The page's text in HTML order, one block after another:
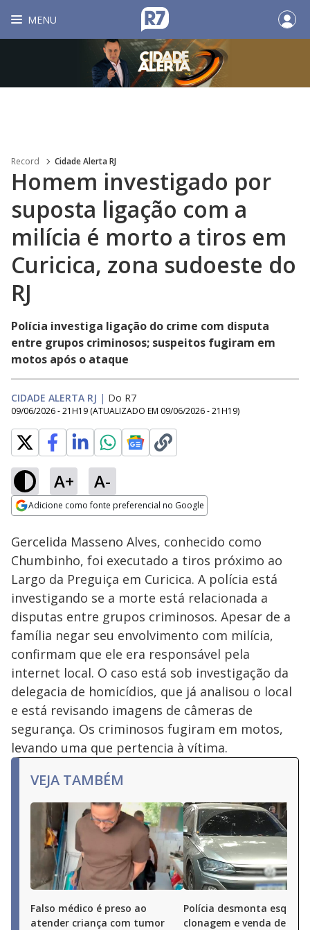
MENU
Record Cidade Alerta RJ
Homem investigado por
suposta ligação com a
milícia é morto a tiros em
Curicica, zona sudoeste do
RJ
Polícia investiga ligação do crime com disputa
entre grupos criminosos; suspeitos fugiram em
motos após o ataque
CIDADE ALERTA RJ | Do R7
09/06/2026 - 21H19 (ATUALIZADO EM 09/06/2026 - 21H19)
A+ A-
Adicione como fonte preferencial no Google
ao atender criança
com tumor cerebral
em Nova Iguaçu ( RJ)
Ativar
100.00%
Gercelida Masseno Alves, conhecido como
Chumbinho, foi executado a tiros próximo ao
Largo da Preguiça em Curicica. A polícia está
investigando se a morte está relacionada a
disputas entre grupos criminosos. Apesar de a
família negar seu envolvimento com milícia,
confirmam que ele era responsável pela
internet local. O caso está sob investigação da
delegacia de homicídios, que já analisou o local
e está revisando imagens de câmeras de
segurança. Os criminosos fugiram em motos,
levando uma que pertencia à vítima.
VEJA TAMBÉM
Falso médico é preso ao
atender criança com tumor
Polícia desmonta
clonagem e venda de